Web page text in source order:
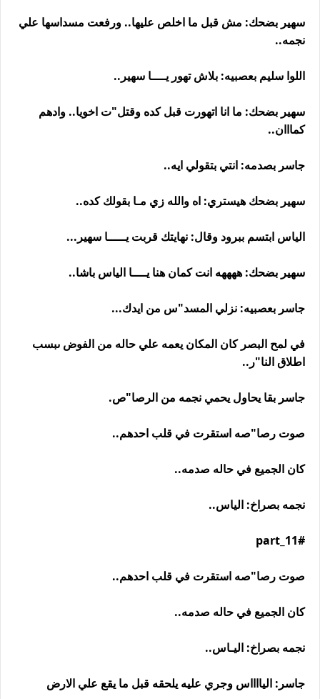
سهير بضحك: مش قبل ما اخلص عليها.. ورفعت مسداسها علي
نجمه..
اللوا سليم بعصبيه: بلاش تهور يــــا سهير..
سهير بضحك: ما انا اتهورت قبل كده وقتل"ت اخويا.. وادهم
كمااان..
جاسر بصدمه: انتي بتقولي ايه..
سهير بضحك هيستري: اه والله زي مـا بقولك كده..
الياس ابتسم ببرود وقال: نهايتك قربت يـــــا سهير...
سهير بضحك: ههههه انت كمان هنا يــــا الياس باشا..
جاسر بعصبيه: نزلي المسد"س من ايدك...
في لمح البصر كان المكان يعمه علي حاله من الفوض ىبسب
اطلاق النا"ر..
جاسر بقا يحاول يحمي نجمه من الرصا"ص.
صوت رصا"صه استقرت في قلب احدهم..
كان الجميع في حاله صدمه..
نجمه بصراخ: الياس..
#part_11
صوت رصا"صه استقرت في قلب احدهم..
كان الجميع في حاله صدمه..
نجمه بصراخ: اليـاس..
جاسر: اليااااس وجري عليه يلحقه قبل ما يقع علي الارض